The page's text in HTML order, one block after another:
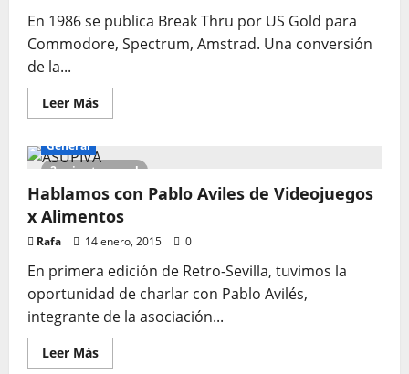
En 1986 se publica Break Thru por US Gold para
Commodore, Spectrum, Amstrad. Una conversión
de la...
Leer MásLeer
más
Break
Thru
ZX
Spectrum
2 minutes read
General
Hablamos con Pablo Aviles de Videojuegos
x Alimentos
Rafa 14 enero, 2015 0
En primera edición de Retro-Sevilla, tuvimos la
oportunidad de charlar con Pablo Avilés,
integrante de la asociación...
Leer MásLeer
más